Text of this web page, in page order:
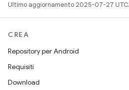
Ultimo aggiornamento 2025-07-27 UTC.
CREA
Repository per Android
Requisiti
Download